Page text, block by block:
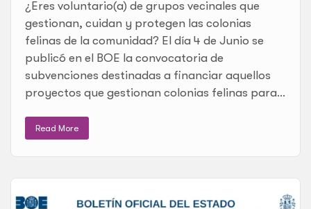
¿Eres voluntario(a) de grupos vecinales que
gestionan, cuidan y protegen las colonias
felinas de la comunidad? El día 4 de Junio se
publicó en el BOE la convocatoria de
subvenciones destinadas a financiar aquellos
proyectos que gestionan colonias felinas para...
Read More